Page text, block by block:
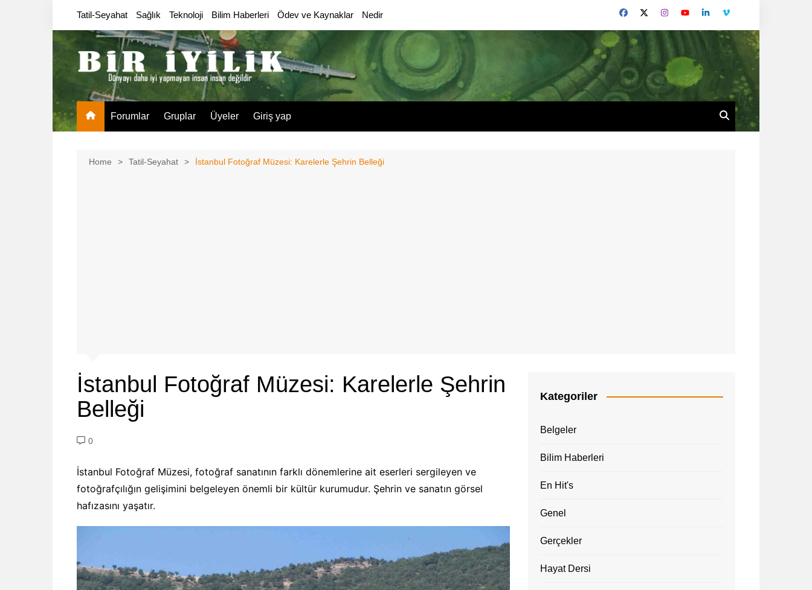
Tatil-Seyahat Sağlık Teknoloji Bilim Haberleri Ödev ve Kaynaklar Nedir
Forumlar Gruplar Üyeler Giriş yap
Home Tatil-Seyahat İstanbul Fotoğraf Müzesi: Karelerle Şehrin Belleği
İstanbul Fotoğraf Müzesi: Karelerle Şehrin
Belleği
0
İstanbul Fotoğraf Müzesi, fotoğraf sanatının farklı dönemlerine ait eserleri sergileyen ve
fotoğrafçılığın gelişimini belgeleyen önemli bir kültür kurumudur. Şehrin ve sanatın görsel
hafızasını yaşatır.
Kategoriler
Belgeler
Bilim Haberleri
En Hit's
Genel
Gerçekler
Hayat Dersi